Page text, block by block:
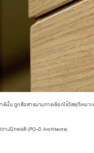
ถูกสื่อสารผ่านการเลือกใช้วัสดุที่เหมา
ปนิกพอดี (PO-D Architects)